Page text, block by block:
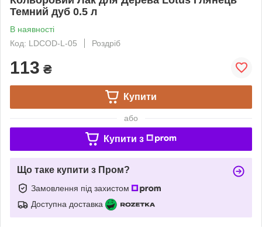
Темний дуб 0.5 л
В наявності
Код: LDCOD-L-05
Роздріб
113 ₴
Купити
або
Купити з
Що таке купити з Пром?
Замовлення під захистом
Доступна доставка